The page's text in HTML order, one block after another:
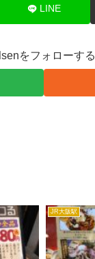
LINE
をフォローする
JR大阪駅